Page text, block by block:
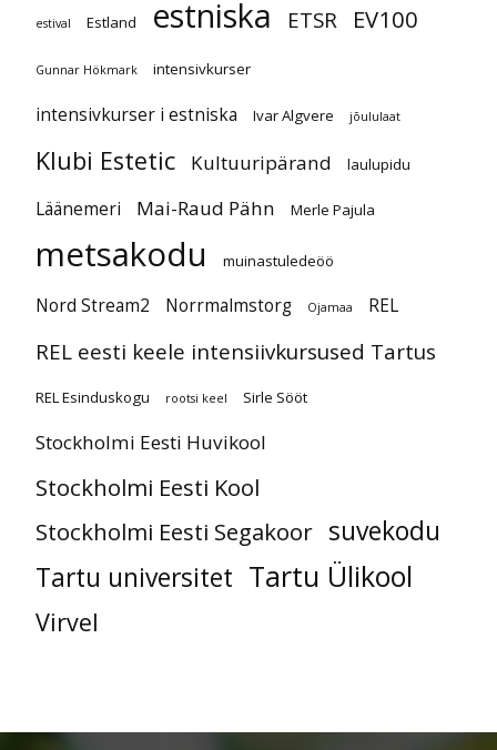
estival Estland estniska ETSR EV100
Gunnar Hökmark intensivkurser
intensivkurser i estniska Ivar Algvere jõululaat
Klubi Estetic Kultuuripärand laulupidu
Läänemeri Mai-Raud Pähn Merle Pajula
metsakodu muinastuledeöö
Nord Stream2 Norrmalmstorg Ojamaa REL
REL eesti keele intensiivkursused Tartus
REL Esinduskogu rootsi keel Sirle Sööt
Stockholmi Eesti Huvikool
Stockholmi Eesti Kool
Stockholmi Eesti Segakoor suvekodu
Tartu universitet Tartu Ülikool
Virvel